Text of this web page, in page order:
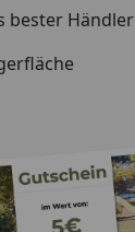
bester Händler